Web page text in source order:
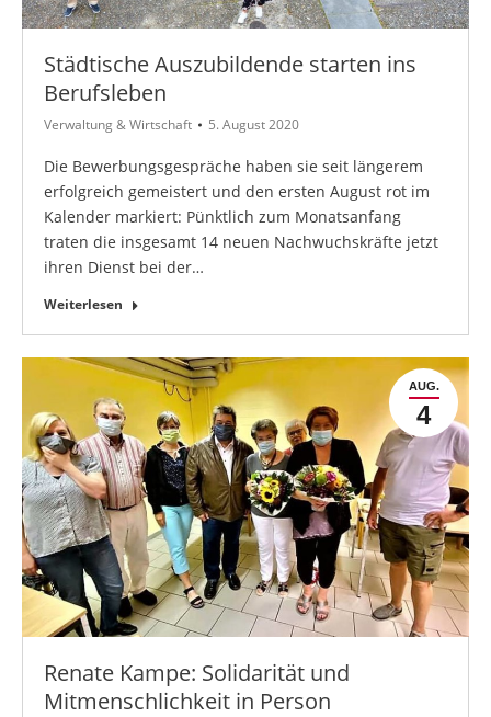
Städtische Auszubildende starten ins
Berufsleben
Verwaltung & Wirtschaft 5. August 2020
Die Bewerbungsgespräche haben sie seit längerem
erfolgreich gemeistert und den ersten August rot im
Kalender markiert: Pünktlich zum Monatsanfang
traten die insgesamt 14 neuen Nachwuchskräfte jetzt
ihren Dienst bei der…
Weiterlesen
AUG.
4
Renate Kampe: Solidarität und
Mitmenschlichkeit in Person